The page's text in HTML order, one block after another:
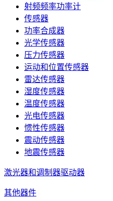
射频频率功率计
传感器
功率合成器
光学传感器
压力传感器
运动和位置传感器
雷达传感器
湿度传感器
温度传感器
光电传感器
惯性传感器
震动传感器
地震传感器
激光器和调制器驱动器
其他器件